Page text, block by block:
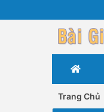
Trang Chủ